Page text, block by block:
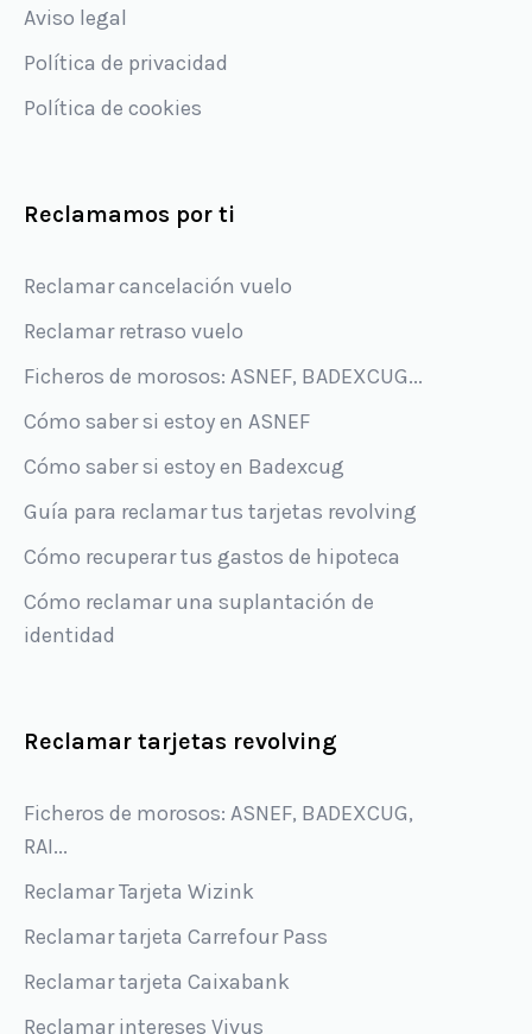
Aviso legal
Política de privacidad
Política de cookies
Reclamamos por ti
Reclamar cancelación vuelo
Reclamar retraso vuelo
Ficheros de morosos: ASNEF, BADEXCUG...
Cómo saber si estoy en ASNEF
Cómo saber si estoy en Badexcug
Guía para reclamar tus tarjetas revolving
Cómo recuperar tus gastos de hipoteca
Cómo reclamar una suplantación de
identidad
Reclamar tarjetas revolving
Ficheros de morosos: ASNEF, BADEXCUG,
RAI...
Reclamar Tarjeta Wizink
Reclamar tarjeta Carrefour Pass
Reclamar tarjeta Caixabank
Reclamar intereses Vivus